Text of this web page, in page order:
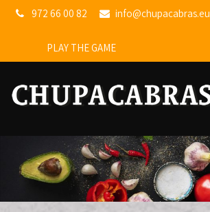
972 66 00 82 info@chupacabras.eu
PLAY THE GAME